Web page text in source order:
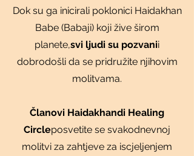
Dok su ga inicirali poklonici Haidakhan
Babe (Babaji) koji žive širom
planete,svi ljudi su pozvanii
dobrodošli da se pridružite njihovim
molitvama.
Članovi Haidakhandi Healing
Circleposvetite se svakodnevnoj
molitvi za zahtjeve za iscjeljenjem